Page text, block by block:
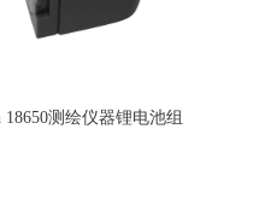
18650测绘仪器锂电池组